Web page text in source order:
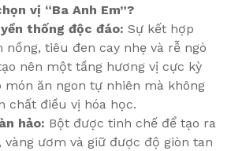
vị “Ba Anh Em”?
thống độc đáo: Sự kết hợp
tiêu đen cay nhẹ và rễ ngò
nên một tầng hương vị cực kỳ
món ăn ngon tự nhiên mà không
chất điều vị hóa học.
hảo: Bột được tinh chế để tạo ra
vàng ươm và giữ được độ giòn tan